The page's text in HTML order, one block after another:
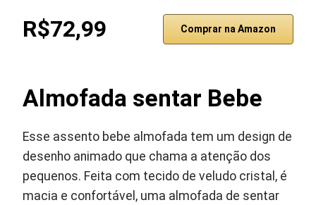
R$72,99 Comprar na Amazon
Almofada sentar Bebe
Esse assento bebe almofada tem um design de
desenho animado que chama a atenção dos
pequenos. Feita com tecido de veludo cristal, é
macia e confortável, uma almofada de sentar